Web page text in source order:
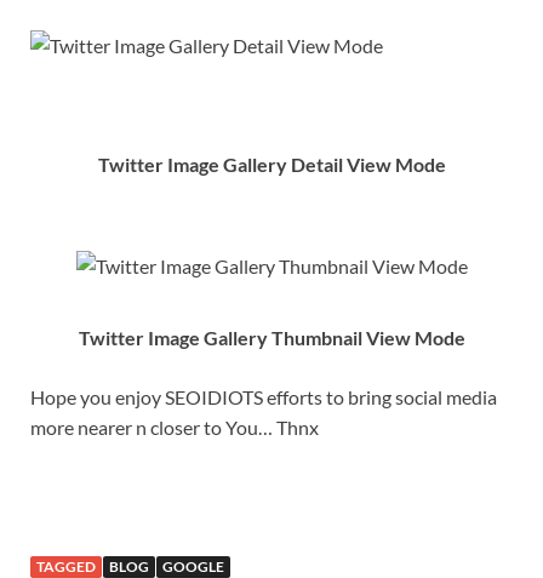
Twitter Image Gallery Detail View Mode
Twitter Image Gallery Thumbnail View Mode
Hope you enjoy SEOIDIOTS efforts to bring social media
more nearer n closer to You… Thnx
TAGGED BLOG
GOOGLE